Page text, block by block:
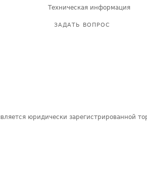
Техническая информация
ЗАДАТЬ ВОПРОС
юридически зарегистрированной